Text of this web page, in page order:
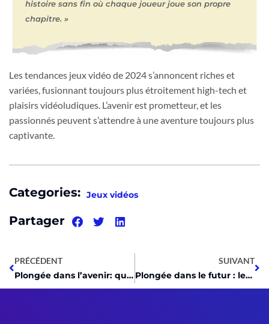
histoire sans fin où chaque joueur joue son propre
chapitre. »
Les tendances jeux vidéo de 2024 s’annoncent riches et
variées, fusionnant toujours plus étroitement high-tech et
plaisirs vidéoludiques. L’avenir est prometteur, et les
passionnés peuvent s’attendre à une aventure toujours plus
captivante.
Categories: Jeux vidéos
Partager
PRÉCÉDENT
Plongée dans l’avenir: quand les nouvelles technologies bousculent le high-tech
SUIVANT
Plongée dans le futur : les technologies high-tech qui changent notre monde